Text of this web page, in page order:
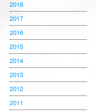
2018
2017
2016
2015
2014
2013
2012
2011